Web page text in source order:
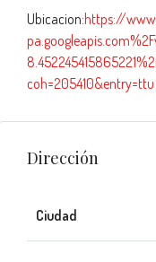
Ubicacion:https://
coh=205410&entry=ttu
Dirección
Ciudad